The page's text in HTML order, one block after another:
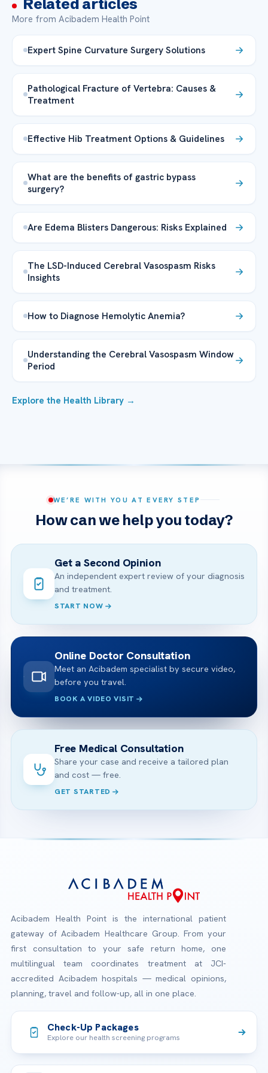
Related articles
More from Acibadem Health Point
Expert Spine Curvature Surgery Solutions
Pathological Fracture of Vertebra: Causes &
Treatment
Effective Hib Treatment Options & Guidelines
What are the benefits of gastric bypass
surgery?
Are Edema Blisters Dangerous: Risks Explained
The LSD-Induced Cerebral Vasospasm Risks
Insights
How to Diagnose Hemolytic Anemia?
Understanding the Cerebral Vasospasm Window
Period
Explore the Health Library →
WE’RE WITH YOU AT EVERY STEP
How can we help you today?
Get a Second Opinion
An independent expert review of your diagnosis
and treatment.
START NOW
Online Doctor Consultation
Meet an Acibadem specialist by secure video,
before you travel.
BOOK A VIDEO VISIT
Free Medical Consultation
Share your case and receive a tailored plan
and cost — free.
GET STARTED
Acibadem Health Point is the international patient
gateway of Acibadem Healthcare Group. From your
first consultation to your safe return home, one
multilingual team coordinates treatment at JCI-
accredited Acibadem hospitals — medical opinions,
planning, travel and follow-up, all in one place.
Check-Up Packages
Explore our health screening programs